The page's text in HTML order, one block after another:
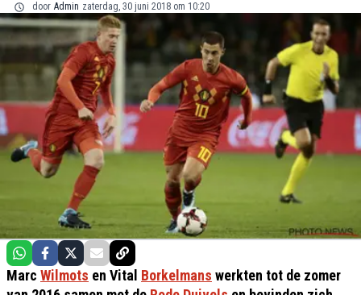
door Admin zaterdag, 30 juni 2018 om 10:20
Marc Wilmots en Vital Borkelmans werkten tot de zomer